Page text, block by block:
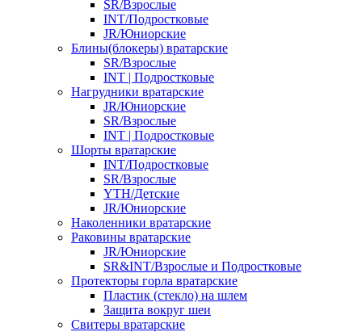
SR/Взрослые
INT/Подростковые
JR/Юниорские
Блины(блокеры) вратарские
SR/Взрослые
INT | Подростковые
Нагрудники вратарские
JR/Юниорские
SR/Взрослые
INT | Подростковые
Шорты вратарские
INT/Подростковые
SR/Взрослые
YTH/Детские
JR/Юниорские
Наколенники вратарские
Раковины вратарские
JR/Юниорские
SR&INT/Взрослые и Подростковые
Протекторы горла вратарские
Пластик (стекло) на шлем
Защита вокруг шеи
Свитеры вратарские